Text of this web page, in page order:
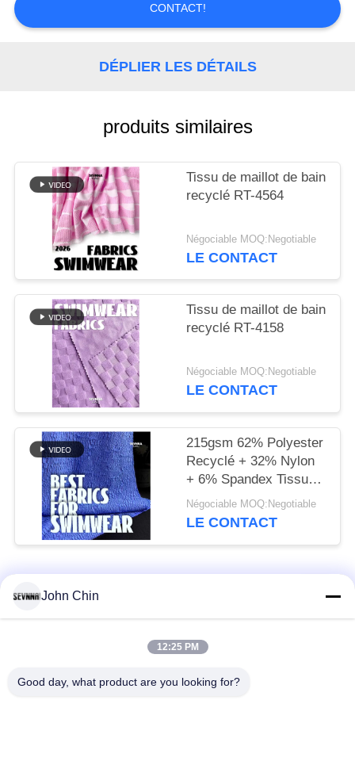
PRIVACY
POLICY
CONTACT!
DÉPLIER LES DÉTAILS
produits similaires
Tissu de maillot de bain
recyclé RT-4564
Négociable MOQ:Negotiable
LE CONTACT
Tissu de maillot de bain
recyclé RT-4158
Négociable MOQ:Negotiable
LE CONTACT
215gsm 62% Polyester
Recyclé + 32% Nylon
+ 6% Spandex Tissu
Maillot de Bain Recyclé
RT-4646
Négociable MOQ:Negotiable
LE CONTACT
Catégories populaires
Tissu en nylon
John Chin
12:25 PM
Good day, what product are you looking for?